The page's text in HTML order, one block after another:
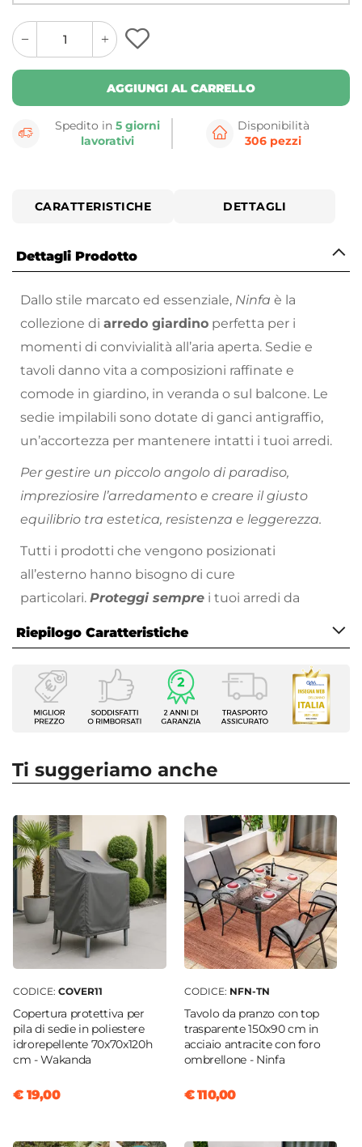
quantity
button
quantity
minus
button
AGGIUNGI AL CARRELLO
Spedito in5 giorni
lavorativi
Disponibilità
306 pezzi
CARATTERISTICHE DETTAGLI
Dettagli Prodotto
Dallo stile marcato ed essenziale, Ninfa è la
collezione di arredo giardino perfetta per i
momenti di convivialità all’aria aperta. Sedie e
tavoli danno vita a composizioni raffinate e
comode in giardino, in veranda o sul balcone. Le
sedie impilabili sono dotate di ganci antigraffio,
un’accortezza per mantenere intatti i tuoi arredi.
Per gestire un piccolo angolo di paradiso,
impreziosire l’arredamento e creare il giusto
equilibrio tra estetica, resistenza e leggerezza.
Tutti i prodotti che vengono posizionati
all’esterno hanno bisogno di cure
particolari. Proteggi sempre i tuoi arredi da
l’esposizione a pioggia, raggi solari e intemperie.
Metti l’arredo al riparo sotto una copertura,
oppure utilizza gli
appositi dispositivi per la
curae la manutenzione come lecover
non specifici, perché potrebbero danneggiare
l’arredo. È raccomandato, inoltre, non utilizzare
Sedia progettata per uso domestico e non
adatta per ambienti o utilizzi commerciali.
Riepilogo Caratteristiche
Caratteristiche
Tipologia
Sedia da giardino
Dimensioni
Altezza
93 cm
Altezza Seduta
42 cm
Braccioli
Altezza Braccioli
Textilene
Colore Seduta
Grigio|Nero
Materiale Struttura
Ti suggeriamo anche
CODICE: COVER11
Copertura protettiva per
pila di sedie in poliestere
idrorepellente 70x70x120h
cm - Wakanda
€ 19,00
CODICE: NFN-TN
Tavolo da pranzo con top
trasparente 150x90 cm in
acciaio antracite con foro
ombrellone - Ninfa
€ 110,00